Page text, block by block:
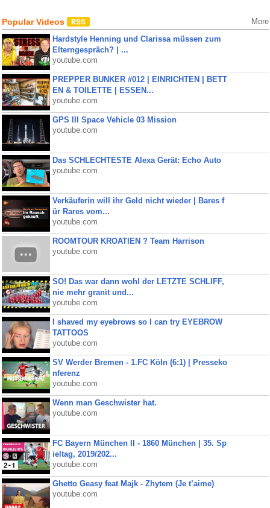
Popular Videos More
Hardstyle Henning und Clarissa müssen zum
Elterngespräch? | ...
youtube.com
PREPPER BUNKER #012 | EINRICHTEN | BETT
EN & TOILETTE | ESSEN...
youtube.com
GPS III Space Vehicle 03 Mission
youtube.com
Das SCHLECHTESTE Alexa Gerät: Echo Auto
youtube.com
Verkäuferin will ihr Geld nicht wieder | Bares f
ür Rares vom...
youtube.com
ROOMTOUR KROATIEN ? Team Harrison
youtube.com
SO! Das war dann wohl der LETZTE SCHLIFF,
nie mehr granit und...
youtube.com
I shaved my eyebrows so I can try EYEBROW
TATTOOS
youtube.com
SV Werder Bremen - 1.FC Köln (6:1) | Presseko
nferenz
youtube.com
Wenn man Geschwister hat.
youtube.com
FC Bayern München II - 1860 München | 35. Sp
ieltag, 2019/202...
youtube.com
Ghetto Geasy feat Majk - Zhytem (Je t’aime)
youtube.com